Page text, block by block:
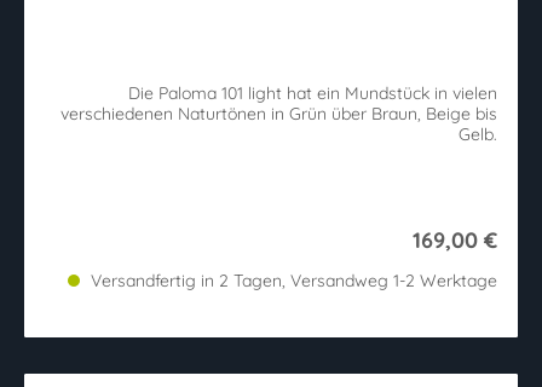
Die Paloma 101 light hat ein Mundstück in vielen
verschiedenen Naturtönen in Grün über Braun, Beige bis
Gelb.
169,00 €
Versandfertig in 2 Tagen, Versandweg 1-2 Werktage